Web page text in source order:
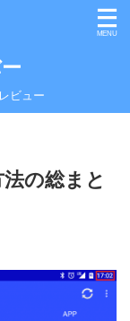
ビュー
の総まと